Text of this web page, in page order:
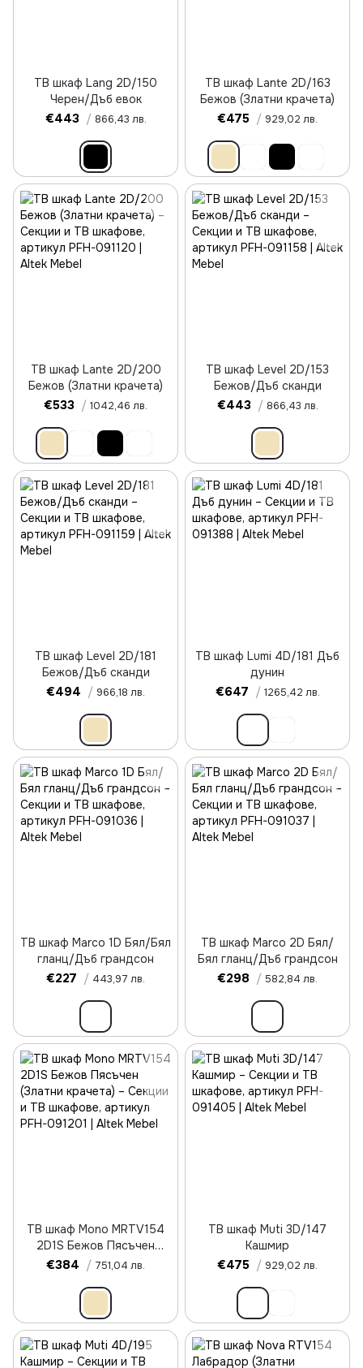
ТВ шкаф Lang 2D/150
Черен/Дъб евок
€443 / 866,43 лв.
ТВ шкаф Lante 2D/163
Бежов (Златни крачета)
€475 / 929,02 лв.
ТВ шкаф Lante 2D/200
Бежов (Златни крачета)
€533 / 1042,46 лв.
ТВ шкаф Level 2D/153
Бежов/Дъб сканди
€443 / 866,43 лв.
ТВ шкаф Level 2D/181
Бежов/Дъб сканди
€494 / 966,18 лв.
ТВ шкаф Lumi 4D/181 Дъб
дунин
€647 / 1265,42 лв.
ТВ шкаф Marco 1D Бял/Бял
гланц/Дъб грандсон
€227 / 443,97 лв.
ТВ шкаф Marco 2D Бял/
Бял гланц/Дъб грандсон
€298 / 582,84 лв.
ТВ шкаф Mono MRTV154
2D1S Бежов Пясъчен
(Златни крачета)
€384 / 751,04 лв.
ТВ шкаф Muti 3D/147
Кашмир
€475 / 929,02 лв.